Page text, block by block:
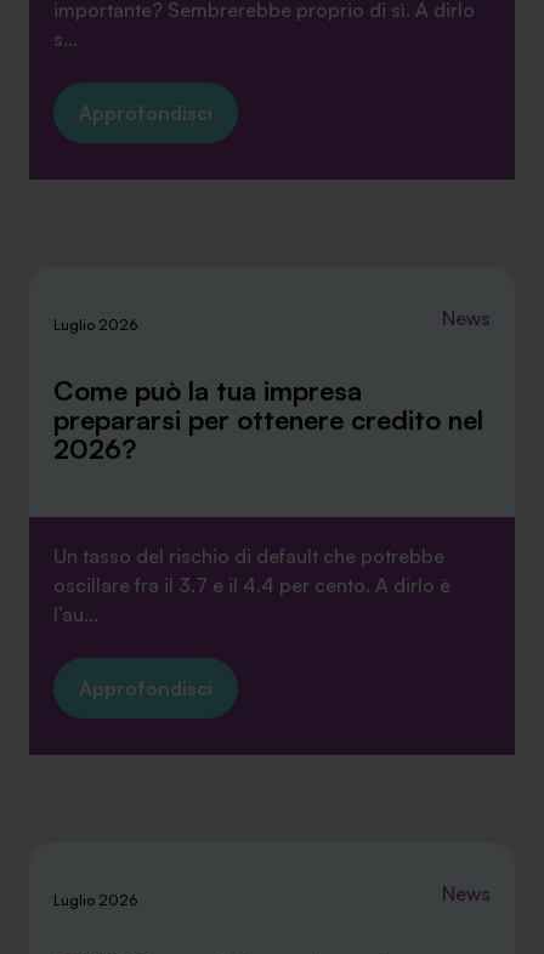
importante? Sembrerebbe proprio di sì. A dirlo
s...
Approfondisci
Luglio 2026 News
Come può la tua impresa
prepararsi per ottenere credito nel
2026?
Un tasso del rischio di default che potrebbe
oscillare fra il 3.7 e il 4.4 per cento. A dirlo è
l’au...
Approfondisci
Luglio 2026 News